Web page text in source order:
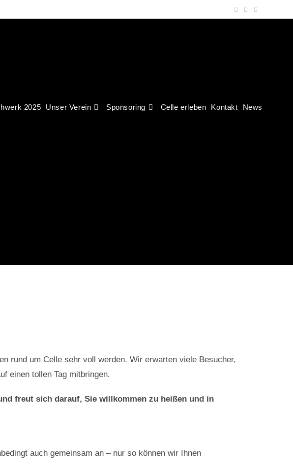
2025 Unser Verein Sponsoring Celle erleben Kontakt News
rund um Celle sehr voll werden. Wir erwarten viele Besucher,
einen tollen Tag mitbringen.
freut sich darauf, Sie willkommen zu heißen und in
auch gemeinsam an – nur so können wir Ihnen